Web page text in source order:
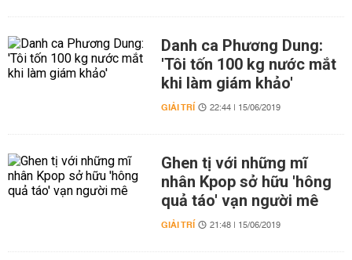
Danh ca Phương Dung:
'Tôi tốn 100 kg nước mắt
khi làm giám khảo'
GIẢI TRÍ 22:44 | 15/06/2019
Ghen tị với những mĩ
nhân Kpop sở hữu 'hông
quả táo' vạn người mê
GIẢI TRÍ 21:48 | 15/06/2019